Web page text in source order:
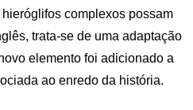
complexos possam
trata-se de uma adaptação
elemento foi adicionado a
ao enredo da história.